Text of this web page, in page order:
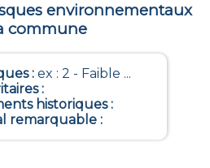
environnementaux
commune
: ex : 2 - Faible ...
:
historiques:
remarquable: